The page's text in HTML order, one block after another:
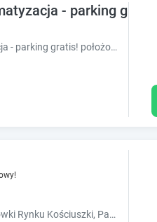
- parking gratis !
Obiekt Calipso Jurowiecka, centrum, klimatyzacja - parking gratis! położony jest w miejscowości Białystok i oferuje klimatyzację, balkon oraz bez
Położenie hotelu bardzo korzystne. Blisko Starówki Rynku Kościuszki, Pałacu Branickich (około 15 minut pieszo),Muzeum Sybiru ( około 10 minut pieszo).